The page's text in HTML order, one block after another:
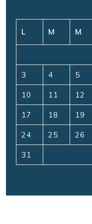
L M M
3 4 5
10 11 12
17 18 19
24 25 26
31